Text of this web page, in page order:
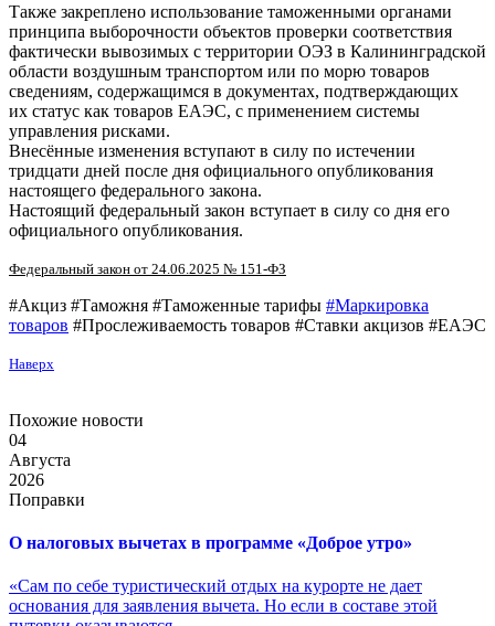
Также закреплено использование таможенными органами
принципа выборочности объектов проверки соответствия
фактически вывозимых с территории ОЭЗ в Калининградской
области воздушным транспортом или по морю товаров
сведениям, содержащимся в документах, подтверждающих
их статус как товаров ЕАЭС, с применением системы
управления рисками.
Внесённые изменения вступают в силу по истечении
тридцати дней после дня официального опубликования
настоящего федерального закона.
Настоящий федеральный закон вступает в силу со дня его
официального опубликования.
Федеральный закон от 24.06.2025 № 151-ФЗ
#Акциз #Таможня #Таможенные тарифы #Маркировка
товаров #Прослеживаемость товаров #Ставки акцизов #ЕАЭС
Наверх
Похожие новости
04
Августа
2026
Поправки
О налоговых вычетах в программе «Доброе утро»
«Сам по себе туристический отдых на курорте не дает
основания для заявления вычета. Но если в составе этой